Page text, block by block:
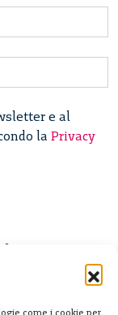
come i cookie per
e al
la Privacy